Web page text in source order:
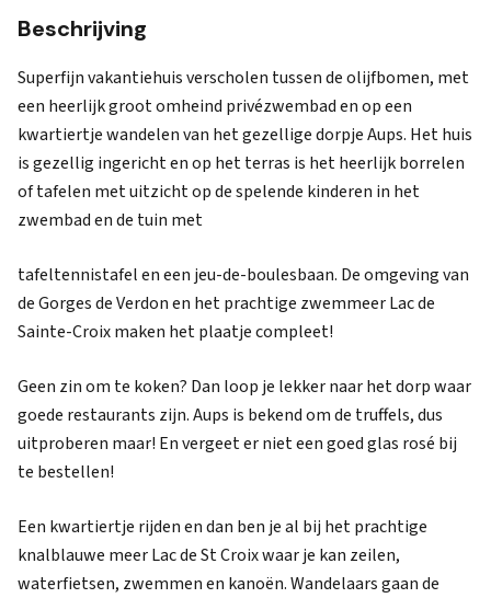
Beschrijving
Superfijn vakantiehuis verscholen tussen de olijfbomen, met
een heerlijk groot omheind privézwembad en op een
kwartiertje wandelen van het gezellige dorpje Aups. Het huis
is gezellig ingericht en op het terras is het heerlijk borrelen
of tafelen met uitzicht op de spelende kinderen in het
zwembad en de tuin met
tafeltennistafel en een jeu-de-boulesbaan. De omgeving van
de Gorges de Verdon en het prachtige zwemmeer Lac de
Sainte-Croix maken het plaatje compleet!
Geen zin om te koken? Dan loop je lekker naar het dorp waar
goede restaurants zijn. Aups is bekend om de truffels, dus
uitproberen maar! En vergeet er niet een goed glas rosé bij
te bestellen!
Een kwartiertje rijden en dan ben je al bij het prachtige
knalblauwe meer Lac de St Croix waar je kan zeilen,
waterfietsen, zwemmen en kanoën. Wandelaars gaan de